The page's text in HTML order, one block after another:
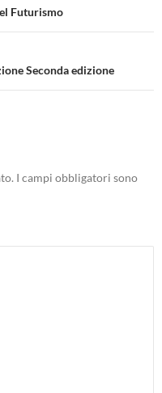
Futurismo
Seconda edizione
I campi obbligatori sono